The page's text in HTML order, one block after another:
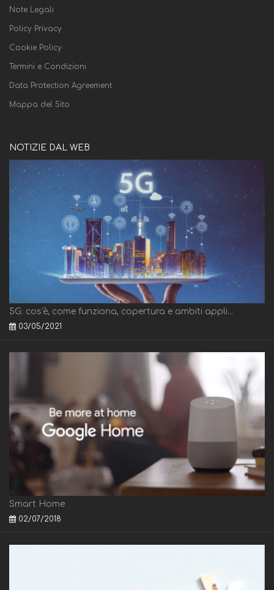
Note Legali
Policy Privacy
Cookie Policy
Termini e Condizioni
Data Protection Agreement
Mappa del Sito
NOTIZIE DAL WEB
5G: cos'è, come funziona, copertura e ambiti appli...
03/05/2021
Smart Home
02/07/2018